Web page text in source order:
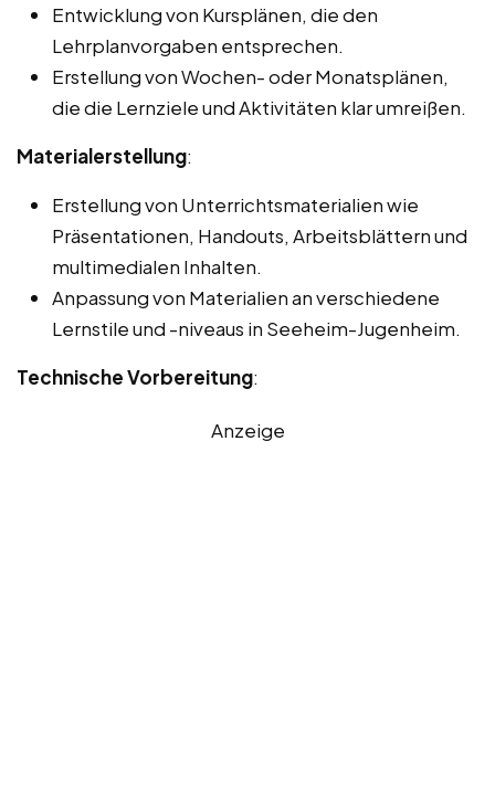
Entwicklung von Kursplänen, die den
Lehrplanvorgaben entsprechen.
Erstellung von Wochen- oder Monatsplänen,
die die Lernziele und Aktivitäten klar umreißen.
Materialerstellung:
Erstellung von Unterrichtsmaterialien wie
Präsentationen, Handouts, Arbeitsblättern und
multimedialen Inhalten.
Anpassung von Materialien an verschiedene
Lernstile und -niveaus in Seeheim-Jugenheim.
Technische Vorbereitung:
Anzeige